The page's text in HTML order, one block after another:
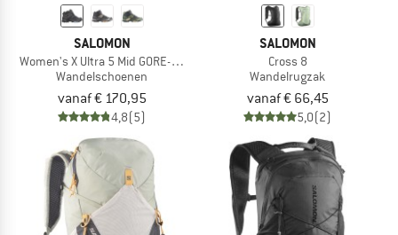
SALOMON
Women's X Ultra 5 Mid GORE-TEX
Wandelschoenen
vanaf € 170,95
4,8(5)
SALOMON
Cross 8
Wandelrugzak
vanaf € 66,45
5,0(2)